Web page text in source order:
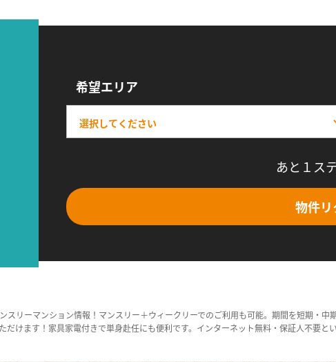
希望エリア
あと１ス
物件リ
スリーマンション情報！マンスリー＋ウィークリーでのご利用も可能。期間を短期・
けます！家具家電付きで単身赴任にも便利です。インターネット無料・保証人不要と